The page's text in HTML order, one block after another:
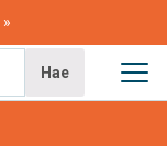
Hae